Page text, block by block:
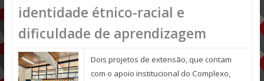
identidade étnico-racial e
dificuldade de aprendizagem
Dois projetos de extensão, que contam
com o apoio institucional do Complexo,